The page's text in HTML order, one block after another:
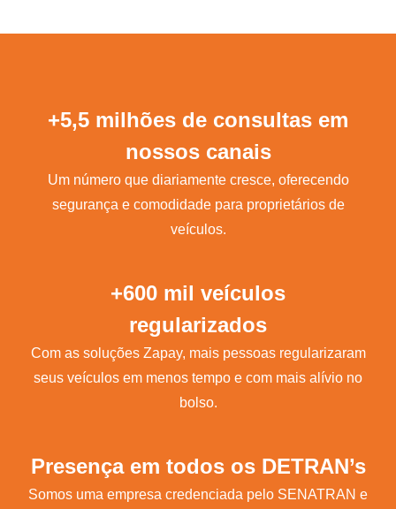
+5,5 milhões de consultas em
nossos canais
Um número que diariamente cresce, oferecendo
segurança e comodidade para proprietários de
veículos.
+600 mil veículos
regularizados
Com as soluções Zapay, mais pessoas regularizaram
seus veículos em menos tempo e com mais alívio no
bolso.
Presença em todos os DETRAN’s
Somos uma empresa credenciada pelo SENATRAN e